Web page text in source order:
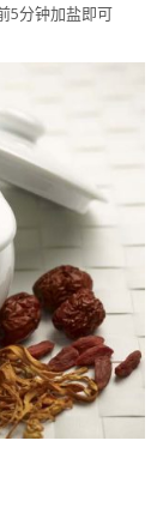
5分钟加盐即可